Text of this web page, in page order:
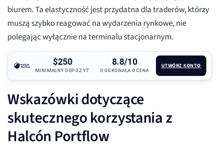
biurem. Ta elastyczność jest przydatna dla traderów, którzy
muszą szybko reagować na wydarzenia rynkowe, nie
polegając wyłącznie na terminalu stacjonarnym.
$250
MINIMALNY DEPOZYT
8.8/10
DOSKONAŁA OCENA
UTWÓRZ KONTO
Wskazówki dotyczące
skutecznego korzystania z
Halcón Portflow